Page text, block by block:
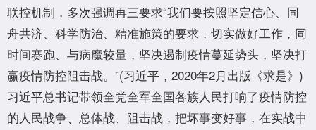
联控机制，多次强调再三要求“我们要按照坚定信心、同
舟共济、科学防治、精准施策的要求，切实做好工作，同
时间赛跑、与病魔较量，坚决遏制疫情蔓延势头，坚决打
赢疫情防控阻击战。”(习近平，2020年2月出版《求是》)
习近平总书记带领全党全军全国各族人民打响了疫情防控
的人民战争、总体战、阻击战，把坏事变好事，在实战中